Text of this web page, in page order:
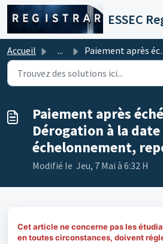
Passer au contenu principal
ESSEC
Accueil ... Paiement après échéance, Dérogation à la date d'échéa...
Paiement après
Dérogation à la
échelonnement,
Modifié le Jeu, 7 Mai à 6:32 H
Cet article ne concerne pas les
en toutes circonstances, doivent